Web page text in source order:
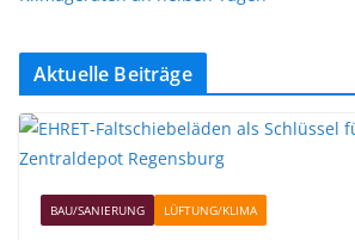
Aktuelle Beiträge
BAU/SANIERUNG LÜFTUNG/KLIMA